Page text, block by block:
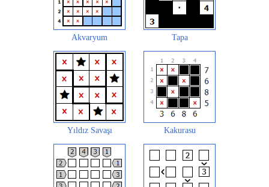
Akvaryum Tapa
Yıldız Savaşı Kakurasu